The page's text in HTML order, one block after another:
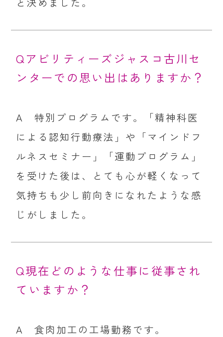
Qアビリティーズジャスコ古川セ
ンターでの思い出はありますか？
A 特別プログラムです。「精神科医
による認知行動療法」や「マインドフ
ルネスセミナー」「運動プログラム」
を受けた後は、とても心が軽くなって
気持ちも少し前向きになれたような感
じがしました。
Q現在どのような仕事に従事され
ていますか？
A 食肉加工の工場勤務です。